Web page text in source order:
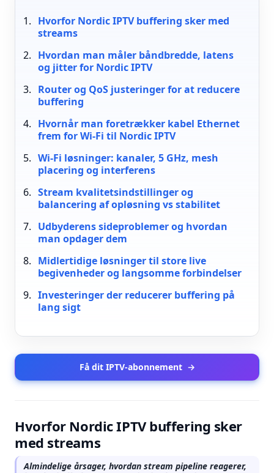
Hvorfor Nordic IPTV buffering sker med
streams
Hvordan man måler båndbredde, latens
og jitter for Nordic IPTV
Router og QoS justeringer for at reducere
buffering
Hvornår man foretrækker kabel Ethernet
frem for Wi-Fi til Nordic IPTV
Wi-Fi løsninger: kanaler, 5 GHz, mesh
placering og interferens
Stream kvalitetsindstillinger og
balancering af opløsning vs stabilitet
Udbyderens sideproblemer og hvordan
man opdager dem
Midlertidige løsninger til store live
begivenheder og langsomme forbindelser
Investeringer der reducerer buffering på
lang sigt
Få dit IPTV-abonnement →
Hvorfor Nordic IPTV buffering sker
med streams
Almindelige årsager, hvordan stream pipeline reagerer,